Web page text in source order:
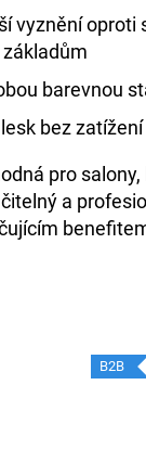
vyznění oproti
barevnou
bez zatížení
pro
a
B2B